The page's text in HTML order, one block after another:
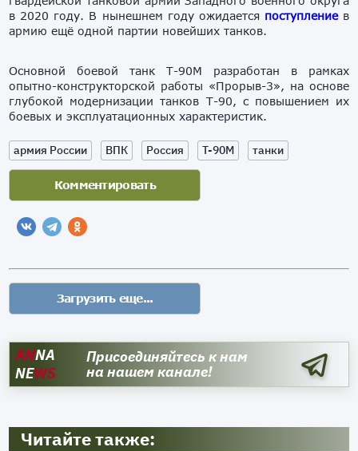
в 2020 году. В нынешнем году ожидается поступлениев
армию ещё одной партии новейших танков.
Основной боевой танк Т-90М разработан в рамках
опытно-конструкторской работы «Прорыв-3», на основе
глубокой модернизации танков Т-90, с повышением их
боевых и эксплуатационных характеристик.
армия России ВПК Россия Т-90М танки
ANNA
NEWS
Присоединяйтесь к нам
на нашем канале!
Читайте также: